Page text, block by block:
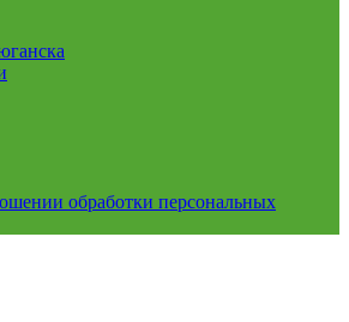
обработки персональных